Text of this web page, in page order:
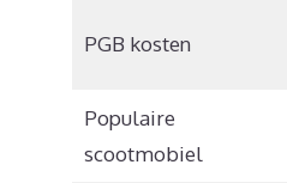
PGB kosten
Populaire
scootmobiel